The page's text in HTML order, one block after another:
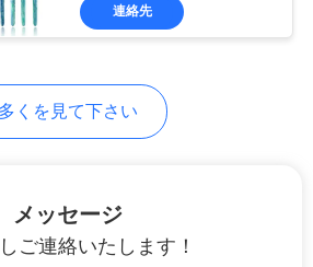
構造のブラ
連絡先
多くを見て下さい
メッセージ
ご連絡いたします！